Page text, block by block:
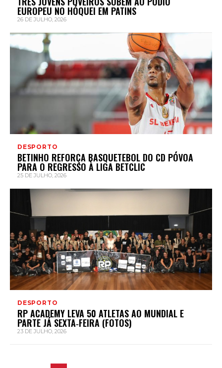
EUROPEU NO HÓQUEI EM PATINS
26 DE JULHO, 2026
DESPORTO
BETINHO REFORÇA BASQUETEBOL DO CD PÓVOA
PARA O REGRESSO À LIGA BETCLIC
25 DE JULHO, 2026
DESPORTO
RP ACADEMY LEVA 50 ATLETAS AO MUNDIAL E
PARTE JÁ SEXTA‑FEIRA (FOTOS)
23 DE JULHO, 2026